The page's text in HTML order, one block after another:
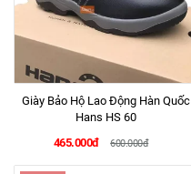
Giày Bảo Hộ Lao Động Hàn Quốc
Hans HS 60
465.000đ
600.000đ